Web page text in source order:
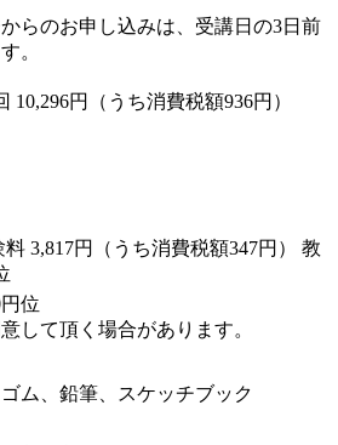
らのお申し込みは、受講日の3日前
。
10,296円（うち消費税額936円）
料 3,817円（うち消費税額347円） 教
位
して頂く場合があります。
ム、鉛筆、スケッチブック